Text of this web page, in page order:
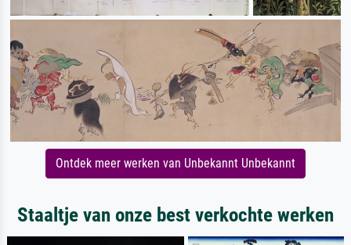
Ontdek meer werken van Unbekannt Unbekannt
Staaltje van onze best verkochte werken